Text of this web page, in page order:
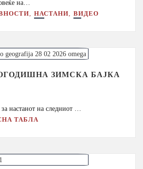
на…
,НАСТАНИ ,ВИДЕО
ЗИМСКА БАЈКА
настанот на следниот …
ТАБЛА